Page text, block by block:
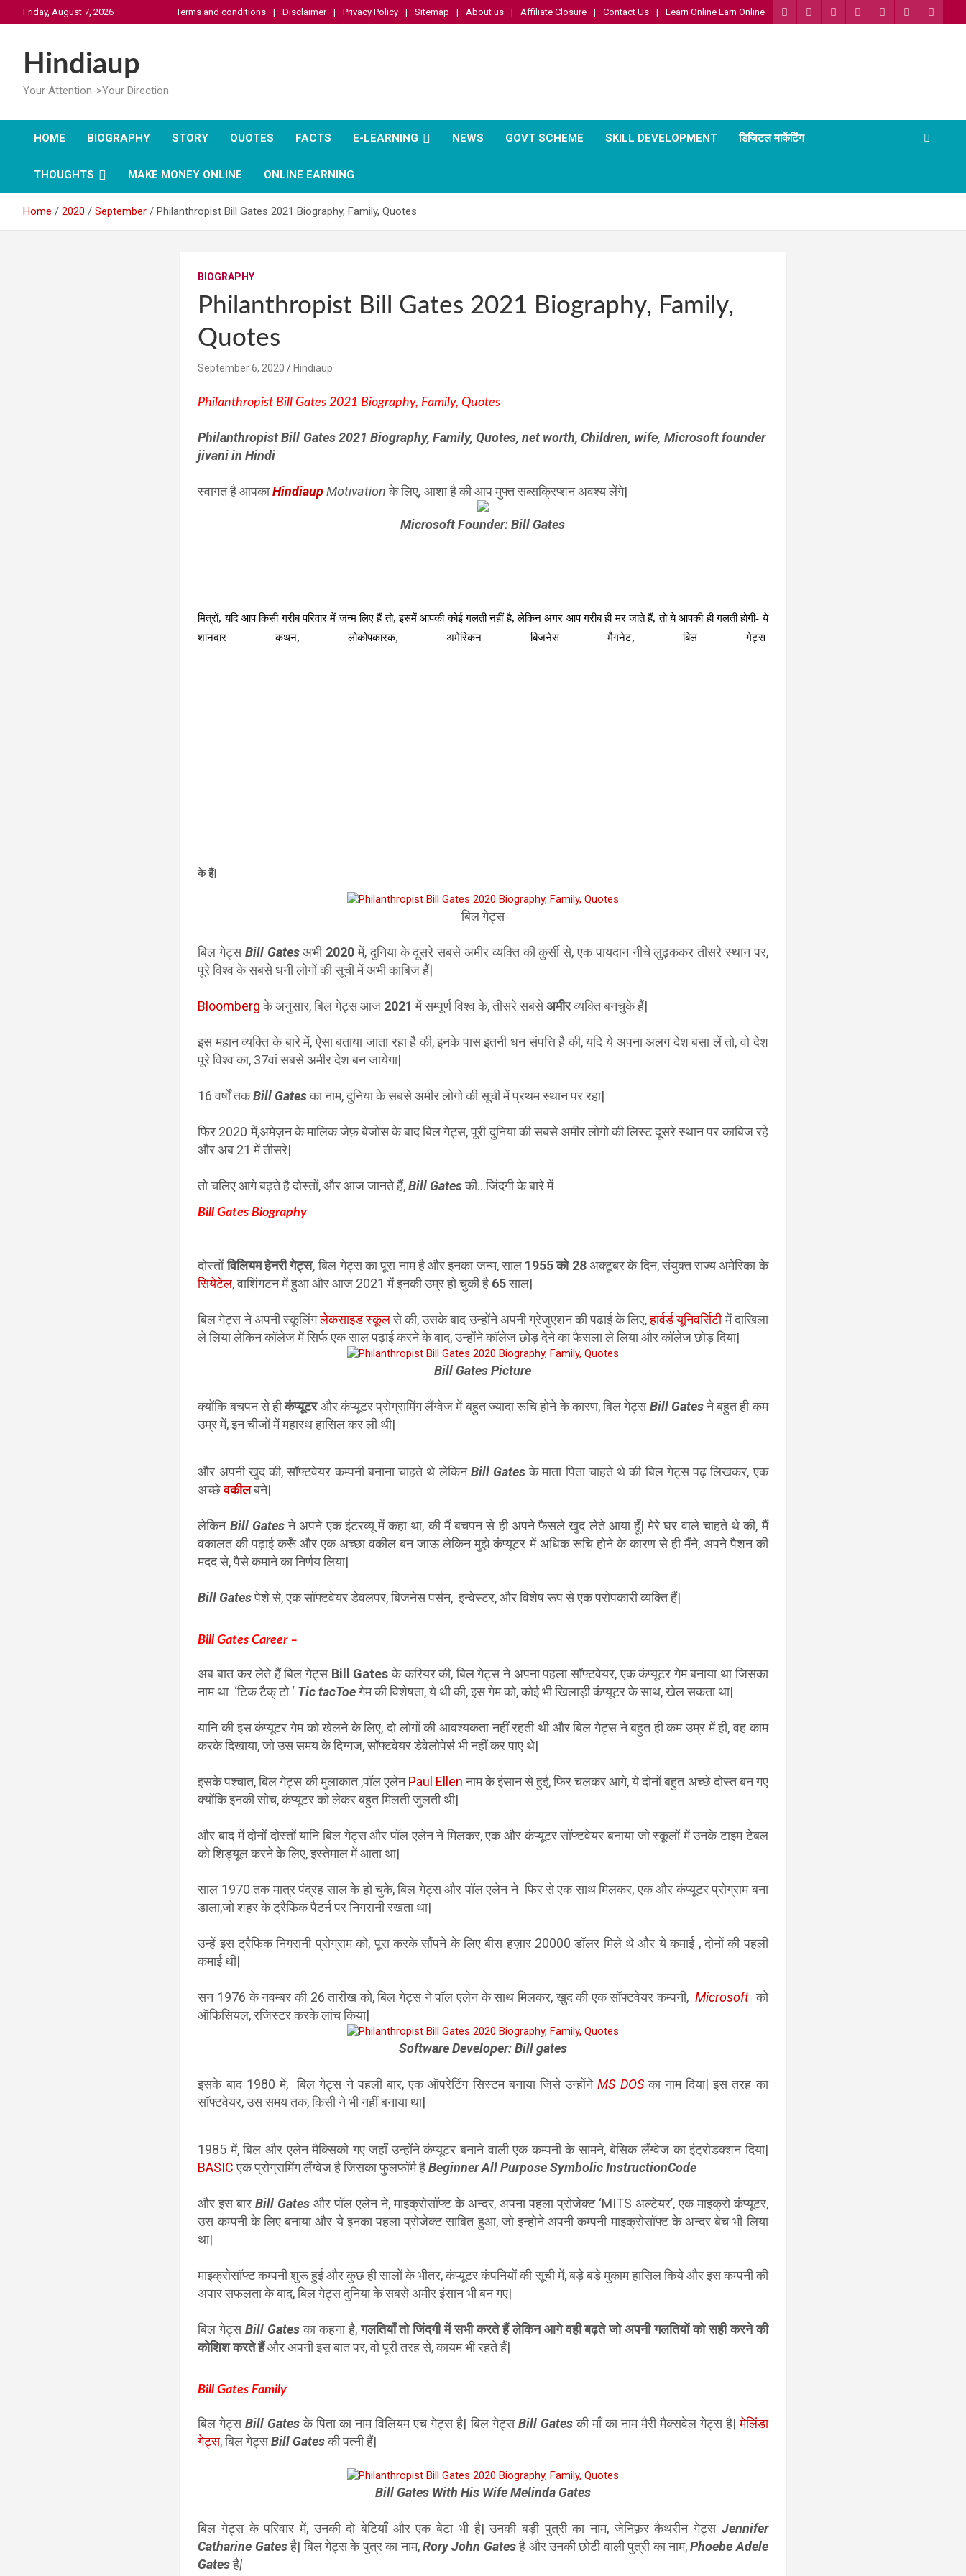
to
Friday, August 7, 2026 Terms and conditions Disclaimer Privacy Policy Sitemap About us Affiliate Closure Contact Us Learn Online Earn Online
Hindiaup
Your Attention->Your Direction
HOME BIOGRAPHY STORY QUOTES FACTS E-LEARNING NEWS GOVT SCHEME SKILL DEVELOPMENT डिजिटल मार्केटिंग
THOUGHTS MAKE MONEY ONLINE ONLINE EARNING
Home 2020 September Philanthropist Bill Gates 2021 Biography, Family, Quotes
BIOGRAPHY
Philanthropist Bill Gates 2021 Biography, Family,
Quotes
September 6, 2020 Hindiaup
Philanthropist Bill Gates 2021 Biography, Family, Quotes
Philanthropist Bill Gates 2021 Biography, Family, Quotes, net worth, Children, wife, Microsoft founder
jivani in Hindi
स्वागत है आपकाHindiaupMotivationके लिए,आशा है की आप मुफ्त सब्सक्रिप्शन अवश्य लेंगे|
Microsoft Founder: Bill Gates
मित्रों, यदि आप किसी गरीब परिवार में जन्म लिए हैं तो, इसमें आपकी कोई गलती नहीं है, लेकिन अगर आप गरीब ही मर जाते हैं, तो ये आपकी ही गलती होगी- ये
शानदार कथन, लोकोपकारक, अमेरिकन बिजनेस मैगनेट,बिल गेट्स
के हैं|
बिल गेट्स
बिल गेट्सBill Gatesअभी 2020में, दुनिया के दूसरे सबसे अमीर व्यक्ति की कुर्सी से, एक पायदान नीचे लुढ़ककर तीसरे स्थान पर,
पूरे विश्व के सबसे धनी लोगों की सूची में अभी काबिज हैं|
Bloombergके अनुसार, बिल गेट्स आज 2021में सम्पूर्ण विश्व के, तीसरे सबसेअमीरव्यक्ति बनचुके हैं|
इस महान व्यक्ति के बारे में, ऐसा बताया जाता रहा है की, इनके पास इतनी धन संपत्ति है की, यदि ये अपना अलग देश बसा लें तो, वो देश
पूरे विश्व का, 37वां सबसे अमीर देश बन जायेगा|
16 वर्षों तकBill Gatesका नाम, दुनिया के सबसे अमीर लोगो की सूची में प्रथम स्थान पर रहा|
फिर 2020 में,अमेज़न के मालिक जेफ़ बेजोस के बाद बिल गेट्स, पूरी दुनिया की सबसे अमीर लोगो की लिस्ट दूसरे स्थान पर काबिज रहे
और अब 21 में तीसरे|
तो चलिए आगे बढ़ते है दोस्तों, और आज जानते हैं, Bill Gatesकी…जिंदगी के बारे में
Bill Gates Biography
दोस्तोंविलियम हेनरी गेट्स,बिल गेट्स का पूरा नाम है और इनका जन्म, साल 1955 को 28अक्टूबर के दिन, संयुक्त राज्य अमेरिका के
सियेटेल, वाशिंगटन में हुआ और आज 2021 में इनकी उम्र हो चुकी है 65साल|
बिल गेट्स ने अपनी स्कूलिंगलेकसाइड स्कूलसे की, उसके बाद उन्होंने अपनी ग्रेजुएशन की पढाई के लिए,हार्वर्ड यूनिवर्सिटीमें दाखिला
ले लिया लेकिन कॉलेज में सिर्फ एक साल पढ़ाई करने के बाद, उन्होंने कॉलेज छोड़ देने का फैसला ले लिया और कॉलेज छोड़ दिया|
Bill Gates Picture
क्योंकि बचपन से हीकंप्यूटरऔर कंप्यूटर प्रोग्रामिंग लैंग्वेज में बहुत ज्यादा रूचि होने के कारण, बिल गेट्सBill Gatesने बहुत ही कम
उम्र में, इन चीजों में महारथ हासिल कर ली थी|
और अपनी खुद की, सॉफ्टवेयर कम्पनी बनाना चाहते थे लेकिनBill Gatesके माता पिता चाहते थे की बिल गेट्स पढ़ लिखकर, एक
अच्छेवकीलबने|
लेकिन Bill Gatesने अपने एक इंटरव्यू में कहा था, की मैं बचपन से ही अपने फैसले खुद लेते आया हूँ| मेरे घर वाले चाहते थे की, मैं
वकालत की पढ़ाई करूँ और एक अच्छा वकील बन जाऊ लेकिन मुझे कंप्यूटर में अधिक रूचि होने के कारण से ही मैंने, अपने पैशन की
मदद से, पैसे कमाने का निर्णय लिया|
Bill Gatesपेशे से, एक सॉफ्टवेयर डेवलपर, बिजनेस पर्सन, इन्वेस्टर, और विशेष रूप से एक परोपकारी व्यक्ति हैं|
Bill Gates Career –
अब बात कर लेते हैं बिल गेट्स Bill Gatesके करियर की, बिल गेट्स ने अपना पहला सॉफ्टवेयर, एक कंप्यूटर गेम बनाया था जिसका
नाम था ‘टिक टैक् टो ‘ Tic tacToeगेम की विशेषता, ये थी की, इस गेम को, कोई भी खिलाड़ी कंप्यूटर के साथ, खेल सकता था|
यानि की इस कंप्यूटर गेम को खेलने के लिए, दो लोगों की आवश्यकता नहीं रहती थी और बिल गेट्स ने बहुत ही कम उम्र में ही, वह काम
करके दिखाया, जो उस समय के दिग्गज, सॉफ्टवेयर डेवेलोपेर्स भी नहीं कर पाए थे|
इसके पश्चात, बिल गेट्स की मुलाकात ,पॉल एलेनPaul Ellenनाम के इंसान से हुई, फिर चलकर आगे, ये दोनों बहुत अच्छे दोस्त बन गए
क्योंकि इनकी सोच, कंप्यूटर को लेकर बहुत मिलती जुलती थी|
और बाद में दोनों दोस्तों यानि बिल गेट्स और पॉल एलेन ने मिलकर, एक और कंप्यूटर सॉफ्टवेयर बनाया जो स्कूलों में उनके टाइम टेबल
को शिड्यूल करने के लिए, इस्तेमाल में आता था|
साल 1970 तक मात्र पंद्रह साल के हो चुके, बिल गेट्स और पॉल एलेन ने फिर से एक साथ मिलकर, एक और कंप्यूटर प्रोग्राम बना
डाला,जो शहर के ट्रैफिक पैटर्न पर निगरानी रखता था|
उन्हें इस ट्रैफिक निगरानी प्रोग्राम को, पूरा करके सौंपने के लिए बीस हज़ार 20000 डॉलर मिले थे और ये कमाई , दोनों की पहली
कमाई थी|
सन 1976 के नवम्बर की 26 तारीख को, बिल गेट्स ने पॉल एलेन के साथ मिलकर, खुद की एक सॉफ्टवेयर कम्पनी,Microsoft को
ऑफिसियल, रजिस्टर करके लांच किया|
Software Developer: Bill gates
इसके बाद 1980 में, बिल गेट्स ने पहली बार, एक ऑपरेटिंग सिस्टम बनाया जिसे उन्होंनेMS DOSका नाम दिया| इस तरह का
सॉफ्टवेयर, उस समय तक, किसी ने भी नहीं बनाया था|
1985 में, बिल और एलेन मैक्सिको गए जहाँ उन्होंने कंप्यूटर बनाने वाली एक कम्पनी के सामने, बेसिक लैंग्वेज का इंट्रोडक्शन दिया|
BASICएक प्रोग्रामिंग लैंग्वेज है जिसका फुलफॉर्म हैBeginner All Purpose Symbolic InstructionCode
और इस बारBill Gatesऔर पॉल एलेन ने, माइक्रोसॉफ्ट के अन्दर, अपना पहला प्रोजेक्ट ‘MITS अल्टेयर’, एक माइक्रो कंप्यूटर,
उस कम्पनी के लिए बनाया और ये इनका पहला प्रोजेक्ट साबित हुआ, जो इन्होने अपनी कम्पनी माइक्रोसॉफ्ट के अन्दर बेच भी लिया
था|
माइक्रोसॉफ्ट कम्पनी शुरू हुई और कुछ ही सालों के भीतर, कंप्यूटर कंपनियों की सूची में, बड़े बड़े मुकाम हासिल किये और इस कम्पनी की
अपार सफलता के बाद, बिल गेट्स दुनिया के सबसे अमीर इंसान भी बन गए|
बिल गेट्सBill Gatesका कहना है,गलतियाँ तो जिंदगी में सभी करते हैं लेकिन आगे वही बढ़ते जो अपनी गलतियों को सही करने की
कोशिश करते हैंऔर अपनी इस बात पर, वो पूरी तरह से, कायम भी रहते हैं|
Bill Gates Family
बिल गेट्सBill Gatesके पिता का नाम विलियम एच गेट्स है| बिल गेट्सBill Gatesकी माँ का नाम मैरी मैक्सवेल गेट्स है|मेलिंडा
गेट्स, बिल गेट्सBill Gatesकी पत्नी हैं|
Bill Gates With His Wife Melinda Gates
बिल गेट्स के परिवार में, उनकी दो बेटियाँ और एक बेटा भी है| उनकी बड़ी पुत्री का नाम, जेनिफ़र कैथरीन गेट्स Jennifer
Catharine Gates है| बिल गेट्स के पुत्र का नाम,Rory John Gates है और उनकी छोटी वाली पुत्री का नाम,Phoebe Adele
Gatesहै|